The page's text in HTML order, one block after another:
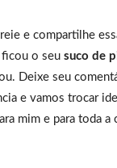
e compartilhe
o seu suco de
Deixe seu
e vamos trocar
mim e para toda a